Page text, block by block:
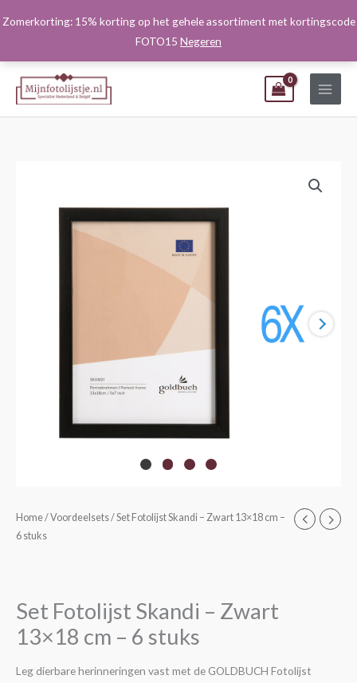
Zomerkorting: 15% korting op het gehele assortiment met kortingscode
FOTO15 Negeren
naar
Home/Voordeelsets/ Set Fotolijst Skandi – Zwart 13×18 cm –
6 stuks
Set Fotolijst Skandi – Zwart
13×18 cm – 6 stuks
Leg dierbare herinneringen vast met de GOLDBUCH Fotolijst